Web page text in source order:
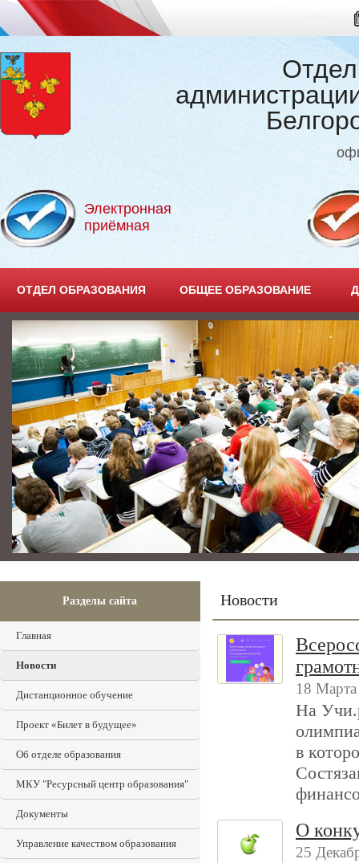
Электронная
приёмная
ОТДЕЛ ОБРАЗОВАНИЯ ОБЩЕЕ ОБРАЗОВАНИЕ
Разделы сайта
Главная
Новости
Дистанционное обучение
Проект «Билет в будущее»
Об отделе образования
МКУ "Ресурсный центр образования"
Документы
Управление качеством образования
Новости
18
На
в
О
25